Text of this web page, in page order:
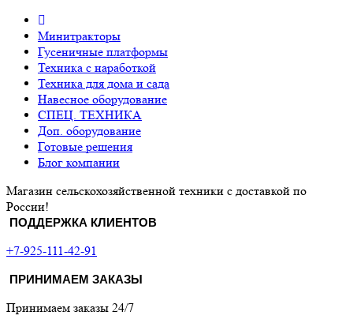
Минитракторы
Гусеничные платформы
Техника с наработкой
Техника для дома и сада
Навесное оборудование
СПЕЦ. ТЕХНИКА
Доп. оборудование
Готовые решения
Блог компании
Магазин сельскохозяйственной техники с доставкой по
России!
ПОДДЕРЖКА КЛИЕНТОВ
+7-925-111-42-91
ПРИНИМАЕМ ЗАКАЗЫ
Принимаем заказы 24/7